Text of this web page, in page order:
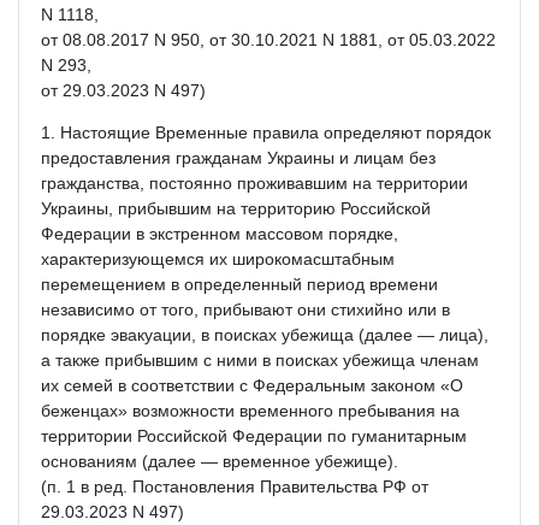
N 1118,
от 08.08.2017 N 950, от 30.10.2021 N 1881, от 05.03.2022
N 293,
от 29.03.2023 N 497)
1. Настоящие Временные правила определяют порядок
предоставления гражданам Украины и лицам без
гражданства, постоянно проживавшим на территории
Украины, прибывшим на территорию Российской
Федерации в экстренном массовом порядке,
характеризующемся их широкомасштабным
перемещением в определенный период времени
независимо от того, прибывают они стихийно или в
порядке эвакуации, в поисках убежища (далее — лица),
а также прибывшим с ними в поисках убежища членам
их семей в соответствии с Федеральным законом «О
беженцах» возможности временного пребывания на
территории Российской Федерации по гуманитарным
основаниям (далее — временное убежище).
(п. 1 в ред. Постановления Правительства РФ от
29.03.2023 N 497)